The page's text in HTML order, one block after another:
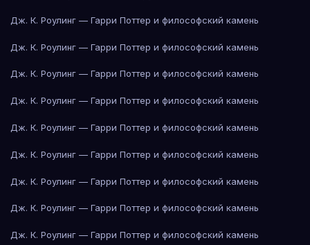
Дж. К. Роулинг — Гарри Поттер и философский камень
Дж. К. Роулинг — Гарри Поттер и философский камень
Дж. К. Роулинг — Гарри Поттер и философский камень
Дж. К. Роулинг — Гарри Поттер и философский камень
Дж. К. Роулинг — Гарри Поттер и философский камень
Дж. К. Роулинг — Гарри Поттер и философский камень
Дж. К. Роулинг — Гарри Поттер и философский камень
Дж. К. Роулинг — Гарри Поттер и философский камень
Дж. К. Роулинг — Гарри Поттер и философский камень